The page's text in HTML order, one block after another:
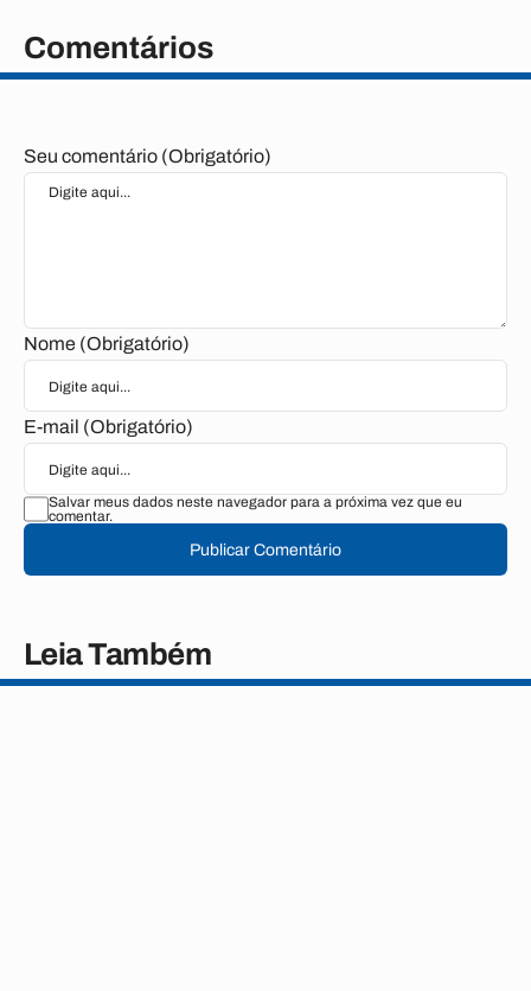
Comentários
Seu comentário (Obrigatório)
Nome (Obrigatório)
E-mail (Obrigatório)
Salvar meus dados neste navegador para a próxima vez que eu
comentar.
Publicar Comentário
Leia Também